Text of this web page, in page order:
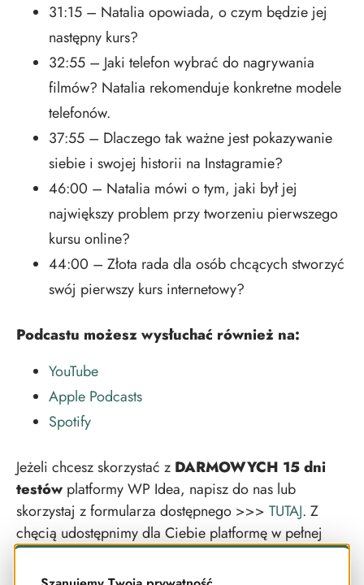
31:15 – Natalia opowiada, o czym będzie jej
następny kurs?
32:55 – Jaki telefon wybrać do nagrywania
filmów? Natalia rekomenduje konkretne modele
telefonów.
37:55 – Dlaczego tak ważne jest pokazywanie
siebie i swojej historii na Instagramie?
46:00 – Natalia mówi o tym, jaki był jej
największy problem przy tworzeniu pierwszego
kursu online?
44:00 – Złota rada dla osób chcących stworzyć
swój pierwszy kurs internetowy?
Podcastu możesz wysłuchać również na:
YouTube
Apple Podcasts
Spotify
Jeżeli chcesz skorzystać z DARMOWYCH 15 dni
testów platformy WP Idea, napisz do nas lub
skorzystaj z formularza dostępnego >>> TUTAJ. Z
chęcią udostępnimy dla Ciebie platformę w pełnej
wersji, żebyś mógł przetestować wszystkie jej
funkcje!